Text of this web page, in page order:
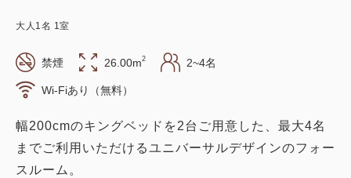
大人 1名 1室
禁煙 26.00m2 2~4名
Wi-Fiあり（無料）
幅200cmのキングベッドを2台ご用意した、最大4名
までご利用いただけるユニバーサルデザインのフォー
スルーム。